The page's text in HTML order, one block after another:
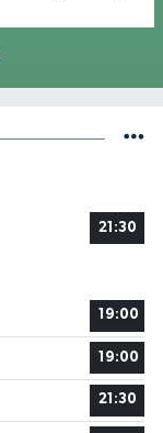
21:30
19:00
19:00
21:30